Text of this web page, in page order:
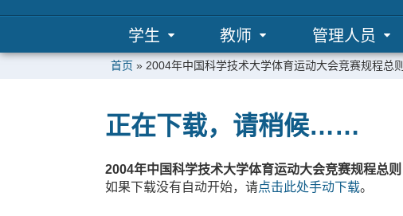
学生 教师 管理人员
首页 » 2004年中国科学技术大学体育运动大会竞赛规程总则
正在下载，请稍候……
2004年中国科学技术大学体育运动大会竞赛规程总则
如果下载没有自动开始，请点击此处手动下载。